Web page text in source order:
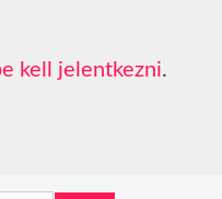
kell jelentkezni.